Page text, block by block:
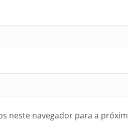
neste navegador para a